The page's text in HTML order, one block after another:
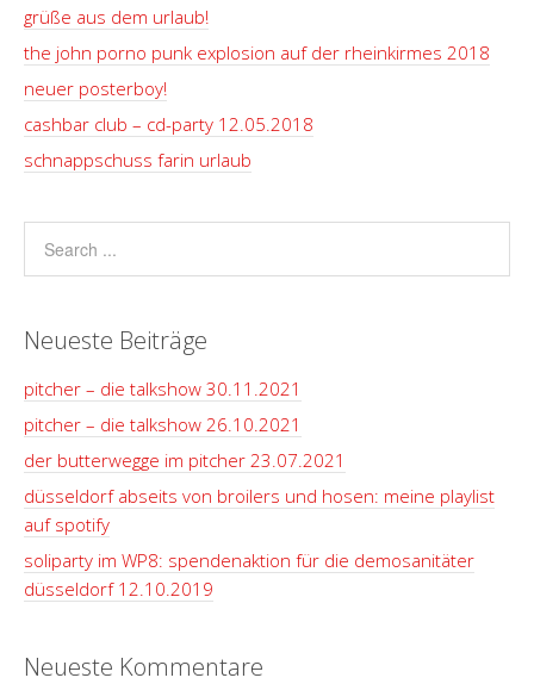
grüße aus dem urlaub!
the john porno punk explosion auf der rheinkirmes 2018
neuer posterboy!
cashbar club – cd-party 12.05.2018
schnappschuss farin urlaub
Neueste Beiträge
pitcher – die talkshow 30.11.2021
pitcher – die talkshow 26.10.2021
der butterwegge im pitcher 23.07.2021
düsseldorf abseits von broilers und hosen: meine playlist
auf spotify
soliparty im WP8: spendenaktion für die demosanitäter
düsseldorf 12.10.2019
Neueste Kommentare